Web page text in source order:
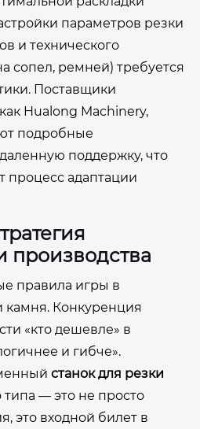
параметров резки
и технического
сопел, ремней) требуется
Поставщики
Hualong Machinery,
подробные
поддержку, что
процесс адаптации
производства
правила игры в
камня. Конкуренция
«кто дешевле» в
и гибче».
станок для резки
типа — это не просто
это входной билет в